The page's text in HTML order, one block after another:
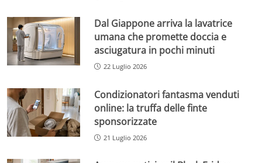
Dal Giappone arriva la lavatrice
umana che promette doccia e
asciugatura in pochi minuti
22 Luglio 2026
Condizionatori fantasma venduti
online: la truffa delle finte
sponsorizzate
21 Luglio 2026